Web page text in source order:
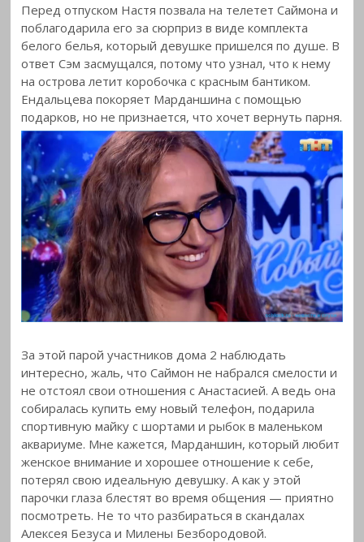
Перед отпуском Настя позвала на телетет Саймона и
поблагодарила его за сюрприз в виде комплекта
белого белья, который девушке пришелся по душе. В
ответ Сэм засмущался, потому что узнал, что к нему
на острова летит коробочка с красным бантиком.
Ендальцева покоряет Марданшина с помощью
подарков, но не признается, что хочет вернуть парня.
За этой парой участников дома 2 наблюдать
интересно, жаль, что Саймон не набрался смелости и
не отстоял свои отношения с Анастасией. А ведь она
собиралась купить ему новый телефон, подарила
спортивную майку с шортами и рыбок в маленьком
аквариуме. Мне кажется, Марданшин, который любит
женское внимание и хорошее отношение к себе,
потерял свою идеальную девушку. А как у этой
парочки глаза блестят во время общения — приятно
посмотреть. Не то что разбираться в скандалах
Алексея Безуса и Милены Безбородовой.